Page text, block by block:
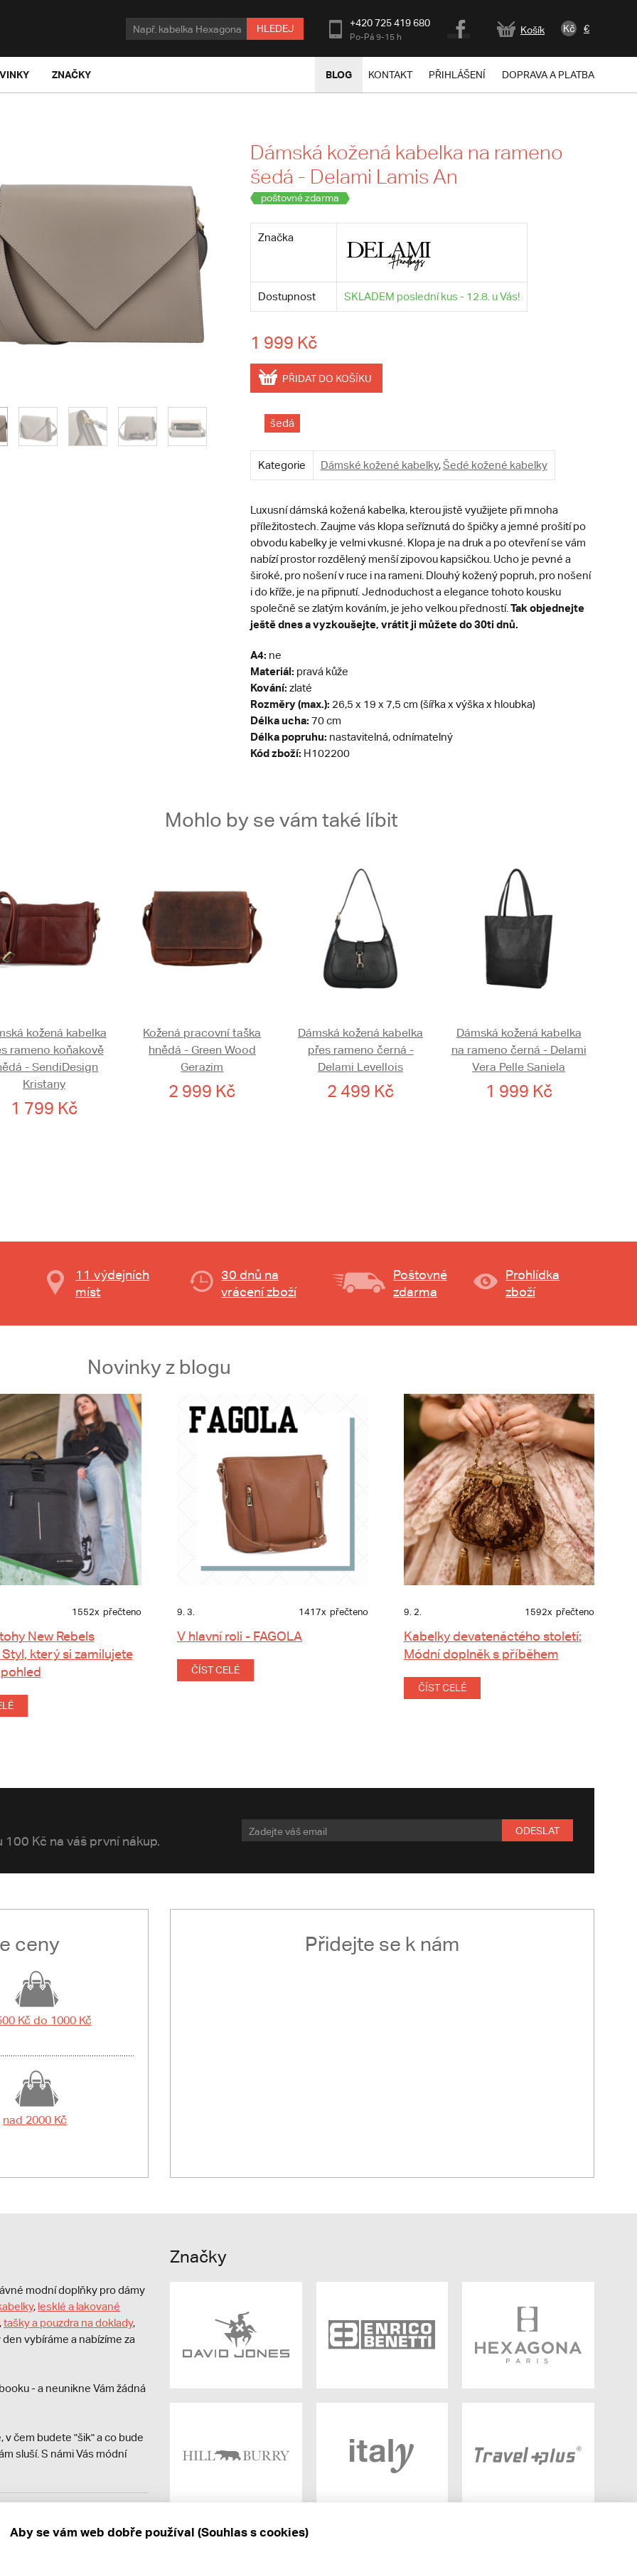
HLEDEJ +420 725 419 680
Po-Pá 9-15 h
Košík Kč €
ZNAČKY BLOG KONTAKT PŘIHLÁŠENÍ DOPRAVA A PLATBA
Dámská kožená kabelka na rameno
šedá - Delami Lamis An
poštovné zdarma
Značka
Dostupnost SKLADEM poslední kus - 12.8. u Vás!
1 999 Kč
PŘIDAT DO KOŠÍKU
šedá
Kategorie Dámské kožené kabelky,Šedé kožené kabelky
Luxusní dámská kožená kabelka, kterou jistě využijete při mnoha
příležitostech. Zaujme vás klopa seříznutá do špičky a jemné prošití po
obvodu kabelky je velmi vkusné. Klopa je na druk a po otevření se vám
nabízí prostor rozdělený menší zipovou kapsičkou. Ucho je pevné a
široké, pro nošení v ruce i na rameni. Dlouhý kožený popruh, pro nošení
i do kříže, je na připnutí. Jednoduchost a elegance tohoto kousku
společně se zlatým kováním, je jeho velkou předností. Tak objednejte
ještě dnes a vyzkoušejte, vrátit ji můžete do 30ti dnů.
A4: ne
Materiál: pravá kůže
Kování: zlaté
Rozměry (max.): 26,5 x 19 x 7,5 cm (šířka x výška x hloubka)
Délka ucha: 70 cm
Délka popruhu: nastavitelná, odnímatelný
Kód zboží: H102200
Mohlo by se vám také líbit
kožená kabelka
rameno koňakově
- SendiDesign
Kristany
1 799 Kč
Kožená pracovní taška
hnědá - Green Wood
Gerazim
2 999 Kč
Dámská kožená kabelka
přes rameno černá -
Delami Levellois
2 499 Kč
Dámská kožená kabelka
na rameno černá - Delami
Vera Pelle Saniela
1 999 Kč
11 výdejních
míst
30 dnů na
vrácení zboží
Poštovné
zdarma
Prohlídka
zboží
Novinky z blogu
1552x přečteno
New Rebels
který si zamilujete
9. 3. 1417x přečteno
V hlavní roli - FAGOLA
ČÍST CELÉ
9. 2. 1592x přečteno
Kabelky devatenáctého století:
Módní doplněk s příběhem
ČÍST CELÉ
Kč na váš první nákup.
ODESLAT
ceny
Kč do 1000 Kč
nad 2000 Kč
Přidejte se k nám
modní doplňky pro dámy
, lesklé a lakované
,tašky a pouzdra na doklady,
vybíráme a nabízíme za
- a neunikne Vám žádná
v čem budete "šik" a co bude
sluší. S námi Vás módní
online; v případě
Značky
Aby se vám web dobře používal (Souhlas s cookies)